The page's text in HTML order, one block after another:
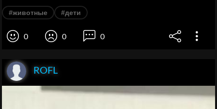
#животные #дети
0 0 0
ROFL